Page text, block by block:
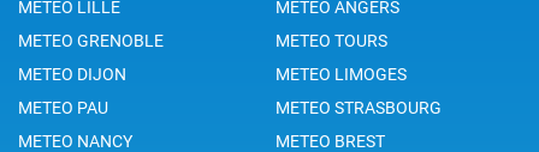
METEO LILLE
METEO ANGERS
METEO GRENOBLE
METEO TOURS
METEO DIJON
METEO LIMOGES
METEO PAU
METEO STRASBOURG
METEO NANCY
METEO BREST